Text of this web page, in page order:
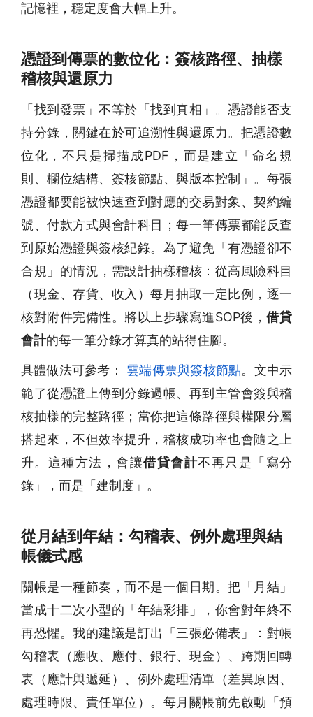
記憶裡，穩定度會大幅上升。
憑證到傳票的數位化：簽核路徑、抽樣
稽核與還原力
「找到發票」不等於「找到真相」。憑證能否支
持分錄，關鍵在於可追溯性與還原力。把憑證數
位化，不只是掃描成PDF，而是建立「命名規
則、欄位結構、簽核節點、與版本控制」。每張
憑證都要能被快速查到對應的交易對象、契約編
號、付款方式與會計科目；每一筆傳票都能反查
到原始憑證與簽核紀錄。為了避免「有憑證卻不
合規」的情況，需設計抽樣稽核：從高風險科目
（現金、存貨、收入）每月抽取一定比例，逐一
核對附件完備性。將以上步驟寫進SOP後，借貸
會計的每一筆分錄才算真的站得住腳。
具體做法可參考： 雲端傳票與簽核節點。文中示
範了從憑證上傳到分錄過帳、再到主管會簽與稽
核抽樣的完整路徑；當你把這條路徑與權限分層
搭起來，不但效率提升，稽核成功率也會隨之上
升。這種方法，會讓借貸會計不再只是「寫分
錄」，而是「建制度」。
從月結到年結：勾稽表、例外處理與結
帳儀式感
關帳是一種節奏，而不是一個日期。把「月結」
當成十二次小型的「年結彩排」，你會對年終不
再恐懼。我的建議是訂出「三張必備表」：對帳
勾稽表（應收、應付、銀行、現金）、跨期回轉
表（應計與遞延）、例外處理清單（差異原因、
處理時限、責任單位）。每月關帳前先啟動「預